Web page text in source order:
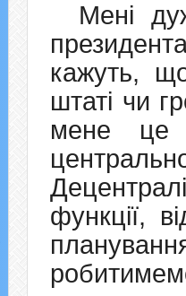
Мені
кажуть,
штаті чи
мене
функції,